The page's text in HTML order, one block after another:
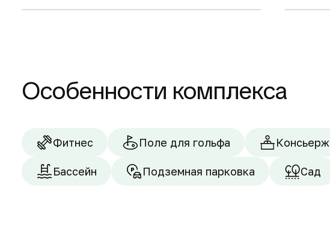
Особенности комплекса
Фитнес Поле для гольфа Консьерж
Бассейн Подземная парковка Сад